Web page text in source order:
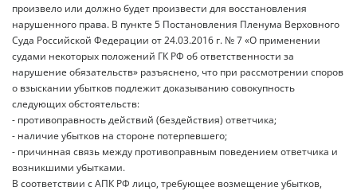
произвело или должно будет произвести для восстановления
нарушенного права. В пункте 5 Постановления Пленума Верховного
Суда Российской Федерации от 24.03.2016 г. № 7 «О применении
судами некоторых положений ГК РФ об ответственности за
нарушение обязательств» разъяснено, что при рассмотрении споров
о взыскании убытков подлежит доказыванию совокупность
следующих обстоятельств:
- противоправность действий (бездействия) ответчика;
- наличие убытков на стороне потерпевшего;
- причинная связь между противоправным поведением ответчика и
возникшими убытками.
В соответствии с АПК РФ лицо, требующее возмещение убытков,